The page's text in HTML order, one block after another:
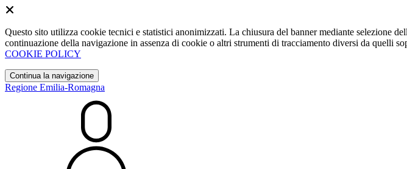
Questo sito utilizza cookie tecnici e statistici anonimizzati. La chiusura del banner mediante selezione
continuazione della navigazione in assenza di cookie o altri strumenti di tracciamento diversi da quelli
COOKIE POLICY
Continua la navigazione
Regione Emilia-Romagna